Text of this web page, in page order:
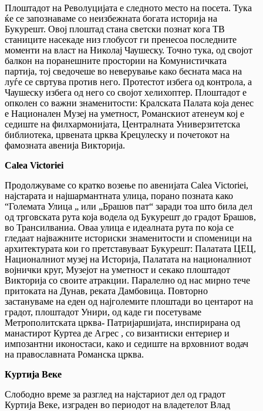
Плоштадот на Револуцијата е следното место на посета. Тука
ќе се запознаваме со неизбежната богата историја на
Букурешт. Овој плоштад стана светски познат кога ТВ
станиците насекаде низ глобусот ги пренесоа последните
моменти на власт на Николај Чаушеску. Точно тука, од својот
балкон на поранешните простории на Комунистичката
партија, тој сведочеше во неверување како бесната маса на
луѓе се свртува против него. Протестот избега од контрола, а
Чаушеску избега од него со својот хелихоптер. Плоштадот е
опколен со важни знаменитости: Кралската Палата која денес
е Национален Музеј на уметност, Романскиот атенеум кој е
седиште на филхармонијата, Централната Универзитетска
библиотека, црвената црква Крецулеску и почетокот на
фамозната авенија Викторија.
Calea Victoriei
Продолжуваме со кратко возење по авенијата Calea Victoriei,
најстарата и најшармантната улица, порано позната како
“Големата Улица „ или „Брашов пат“ заради тоа што била дел
од трговската рута која водела од Букурешт до градот Брашов,
во Трансилваниа. Оваа улица е идеалната рута по која се
гледаат најважните историски знаменитости и споменици на
архитектурата кои го претставуваат Букурешт: Палатата ЦЕЦ,
Националниот музеј на Историја, Палатата на националниот
војнички круг, Музејот на уметност и секако плоштадот
Викторија со своите атракции. Паралелно од нас мирно тече
притоката на Дунав, реката Дамбовица. Повторно
застануваме на еден од најголемите плоштади во центарот на
градот, плоштадот Унири, од каде ги посетуваме
Метрополитската црква- Патријаршијата, инспирирана од
манастирот Куртеа де Агрес , со византиски ентериер и
импозантни иконостаси, како и седиште на врховниот водач
на православната Романска црква.
Куртија Веке
Слободно време за разглед на најстариот дел од градот
Куртија Веке, изграден во периодот на владетелот Влад